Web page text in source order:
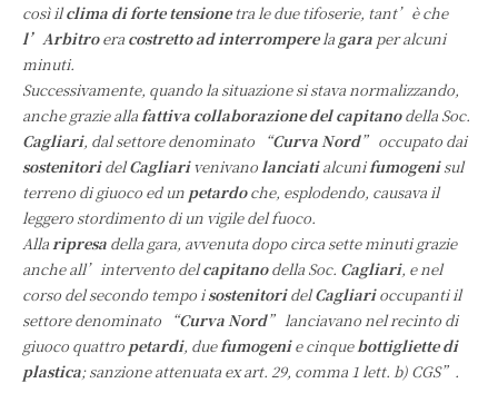
così ilclima di forte tensionetra le due tifoserie, tant’è che
l’Arbitroera costretto ad interromperela gara per alcuni
minuti.
Successivamente, quando la situazione si stava normalizzando,
anche grazie allafattiva collaborazione del capitanodella Soc.
Cagliari, dal settore denominato “Curva Nord” occupato dai
sostenitoridelCagliarivenivanolanciatialcunifumogenisul
terreno di giuoco ed un petardoche, esplodendo, causava il
leggero stordimento di un vigile del fuoco.
Allaripresa della gara, avvenuta dopo circa sette minuti grazie
anche all’intervento delcapitanodella Soc. Cagliari, e nel
corso del secondo tempo isostenitoridelCagliarioccupanti il
settore denominato “Curva Nord” lanciavano nel recinto di
giuoco quattro petardi, duefumogenie cinquebottigliette di
plastica; sanzione attenuata ex art. 29, comma 1 lett. b) CGS”.